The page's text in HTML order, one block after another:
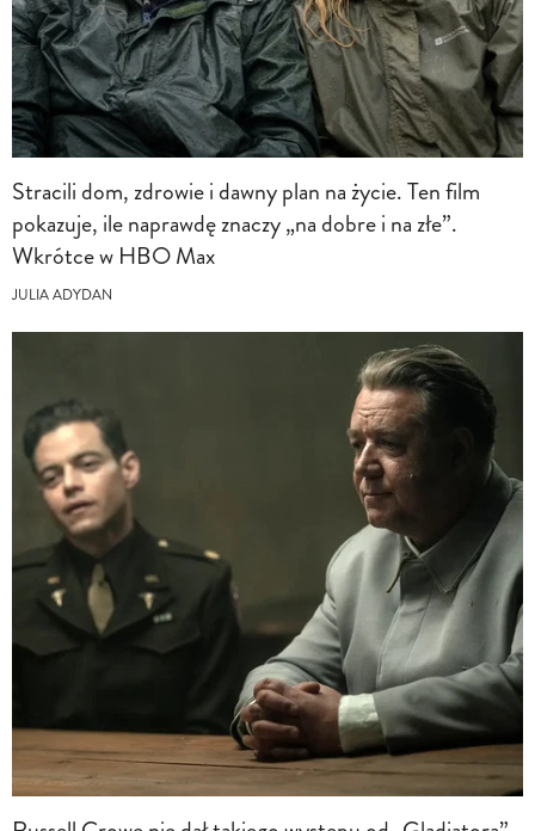
Stracili dom, zdrowie i dawny plan na życie. Ten film
pokazuje, ile naprawdę znaczy „na dobre i na złe”.
Wkrótce w HBO Max
JULIA ADYDAN